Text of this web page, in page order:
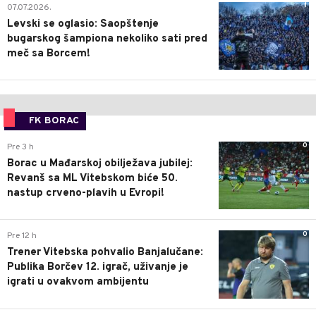
1
07.07.2026.
Levski se oglasio: Saopštenje
bugarskog šampiona nekoliko sati pred
meč sa Borcem!
FK BORAC
0
Pre 3 h
Borac u Mađarskoj obilježava jubilej:
Revanš sa ML Vitebskom biće 50.
nastup crveno-plavih u Evropi!
0
Pre 12 h
Trener Vitebska pohvalio Banjalučane:
Publika Borčev 12. igrač, uživanje je
igrati u ovakvom ambijentu